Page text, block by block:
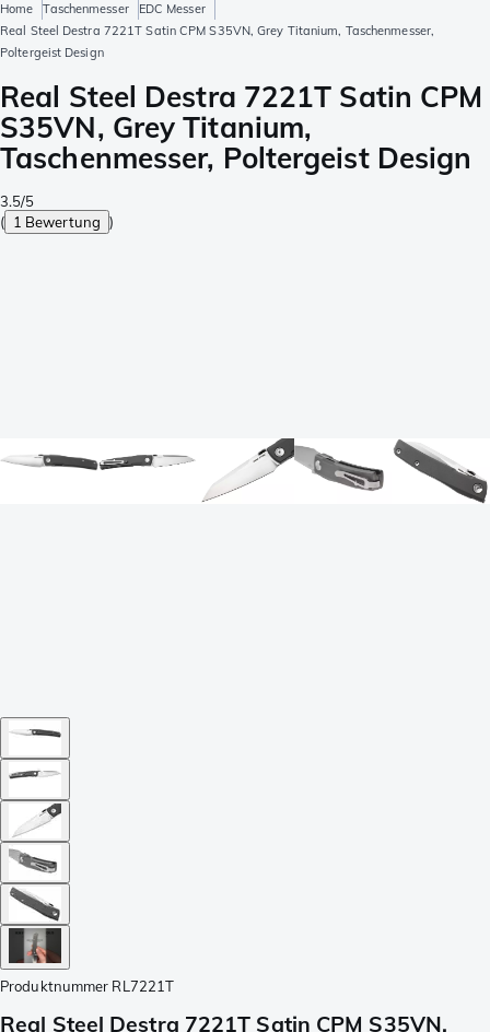
Home Taschenmesser
EDC Messer
Real Steel Destra 7221T Satin CPM S35VN, Grey Titanium, Taschenmesser,
Poltergeist Design
Real Steel Destra 7221T Satin CPM
S35VN, Grey Titanium,
Taschenmesser, Poltergeist Design
3.5/5
( 1 Bewertung )
Produktnummer RL7221T
Real Steel Destra 7221T Satin CPM S35VN,